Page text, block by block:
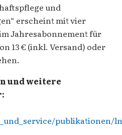
und
erscheint mit vier
Jahresabonnement für
13 € (inkl. Versand) oder
und weitere
publikationen/